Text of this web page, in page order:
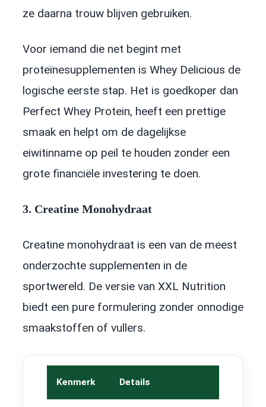
ze daarna trouw blijven gebruiken.
Voor iemand die net begint met
proteïnesupplementen is Whey Delicious de
logische eerste stap. Het is goedkoper dan
Perfect Whey Protein, heeft een prettige
smaak en helpt om de dagelijkse
eiwitinname op peil te houden zonder een
grote financiële investering te doen.
3. Creatine Monohydraat
Creatine monohydraat is een van de meest
onderzochte supplementen in de
sportwereld. De versie van XXL Nutrition
biedt een pure formulering zonder onnodige
smaakstoffen of vullers.
Kenmerk Details